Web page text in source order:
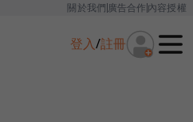
關於我們廣告合作內容授權
登入/註冊